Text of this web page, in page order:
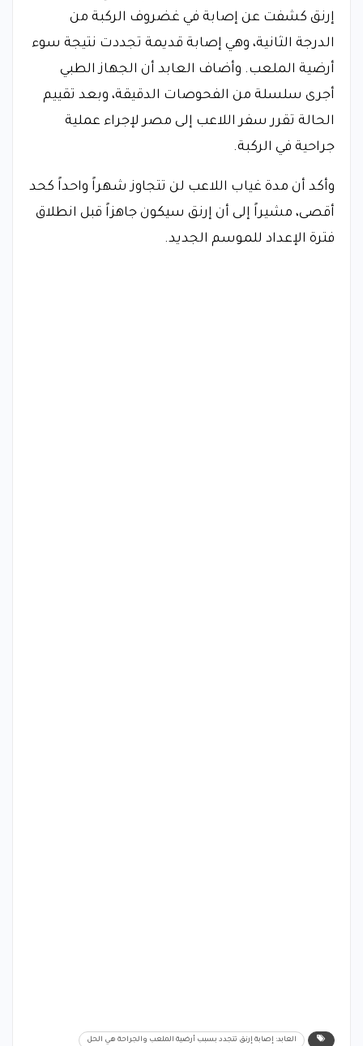
إرنق كشفت عن إصابة في غضروف الركبة من
الدرجة الثانية، وهي إصابة قديمة تجددت نتيجة سوء
أرضية الملعب. وأضاف العابد أن الجهاز الطبي
أجرى سلسلة من الفحوصات الدقيقة، وبعد تقييم
الحالة تقرر سفر اللاعب إلى مصر لإجراء عملية
جراحية في الركبة.
وأكد أن مدة غياب اللاعب لن تتجاوز شهراً واحداً كحد
أقصى، مشيراً إلى أن إرنق سيكون جاهزاً قبل انطلاق
فترة الإعداد للموسم الجديد.
العابد: إصابة إرنق تتجدد بسبب أرضية الملعب والجراحة هي الحل